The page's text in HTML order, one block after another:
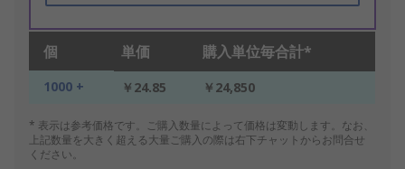
個 単価 購入単位毎合計*
1000 + ￥24.85 ￥24,850
* 表示は参考価格です。ご購入数量によって価格は変動します。なお、
上記数量を大きく超える大量ご購入の際は右下チャットからお問合せ
ください。